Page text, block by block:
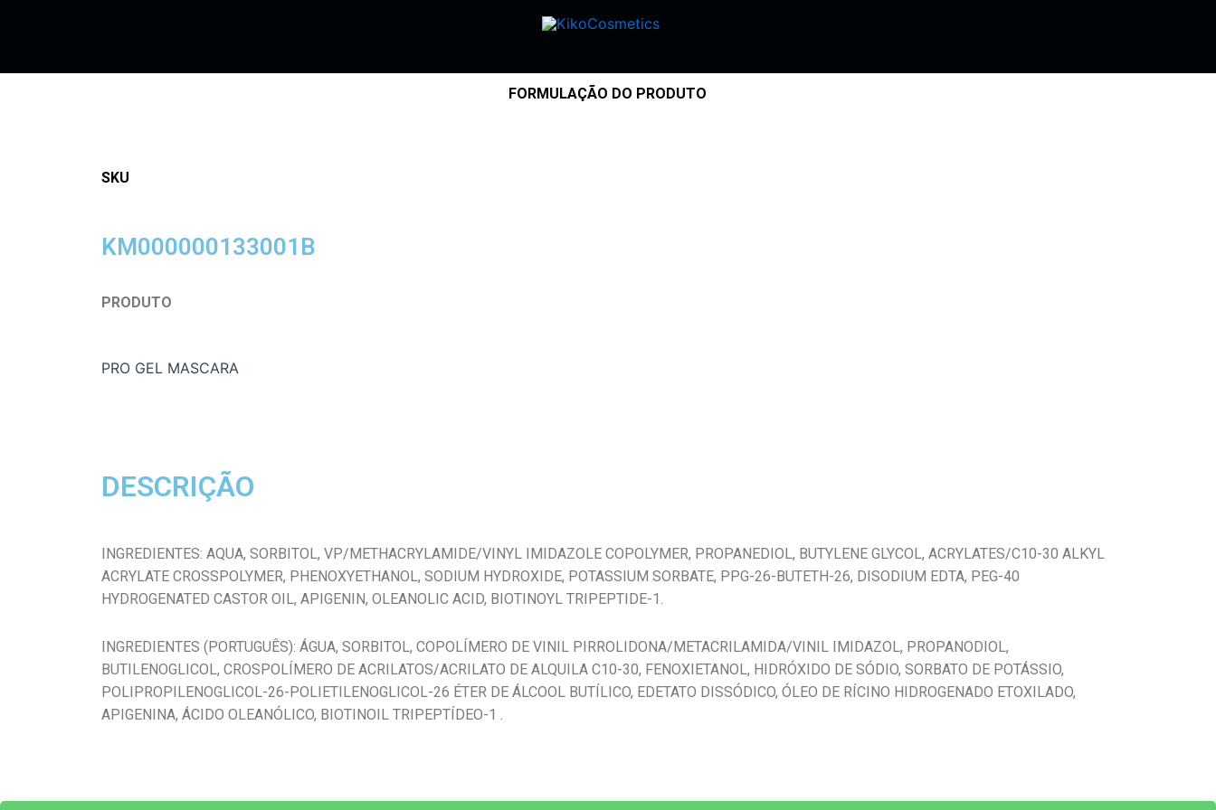
FORMULAÇÃO DO PRODUTO
SKU
KM000000133001B
PRODUTO
PRO GEL MASCARA
DESCRIÇÃO
INGREDIENTES: AQUA, SORBITOL, VP/METHACRYLAMIDE/VINYL IMIDAZOLE COPOLYMER, PROPANEDIOL, BUTYLENE GLYCOL, ACRYLATES/C10-30 ALKYL
ACRYLATE CROSSPOLYMER, PHENOXYETHANOL, SODIUM HYDROXIDE, POTASSIUM SORBATE, PPG-26-BUTETH-26, DISODIUM EDTA, PEG-40
HYDROGENATED CASTOR OIL, APIGENIN, OLEANOLIC ACID, BIOTINOYL TRIPEPTIDE-1.
INGREDIENTES (PORTUGUÊS): ÁGUA, SORBITOL, COPOLÍMERO DE VINIL PIRROLIDONA/METACRILAMIDA/VINIL IMIDAZOL, PROPANODIOL,
BUTILENOGLICOL, CROSPOLÍMERO DE ACRILATOS/ACRILATO DE ALQUILA C10-30, FENOXIETANOL, HIDRÓXIDO DE SÓDIO, SORBATO DE POTÁSSIO,
POLIPROPILENOGLICOL-26-POLIETILENOGLICOL-26 ÉTER DE ÁLCOOL BUTÍLICO, EDETATO DISSÓDICO, ÓLEO DE RÍCINO HIDROGENADO ETOXILADO,
APIGENINA, ÁCIDO OLEANÓLICO, BIOTINOIL TRIPEPTÍDEO-1 .